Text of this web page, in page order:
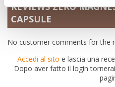
REVIEWS ZERO
CAPSULE
No customer comments for the
Accedi al sito e lascia una
Dopo aver fatto il login